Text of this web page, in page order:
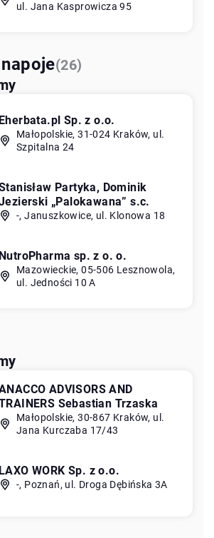
ul. Jana Kasprowicza 95
(26)
Eherbata.pl Sp. z o.o.
Małopolskie, 31-024 Kraków, ul.
Szpitalna 24
Partyka, Dominik
„Palokawana” s.c.
-, Januszkowice, ul. Klonowa 18
NutroPharma sp. z o. o.
Mazowieckie, 05-506 Lesznowola,
ul. Jedności 10 A
ADVISORS AND
Sebastian Trzaska
Małopolskie, 30-867 Kraków, ul.
Jana Kurczaba 17/43
LAXO WORK Sp. z o.o.
-, Poznań, ul. Droga Dębińska 3A